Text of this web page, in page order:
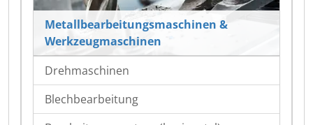
Metallbearbeitungsmaschinen &
Werkzeugmaschinen
Drehmaschinen
Blechbearbeitung